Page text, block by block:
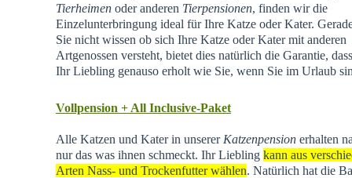
Tierheimenoder anderen Tierpensionen, finden wir die
Einzelunterbringung ideal für Ihre Katze oder Kater.
Sie nicht wissen ob sich Ihre Katze oder Kater mit anderen
Artgenossen versteht, bietet dies natürlich die Garantie,
Ihr Liebling genauso erholt wie Sie, wenn Sie im Urlaub
Vollpension + All Inclusive-Paket
Alle Katzen und Kater in unserer Katzenpensionerhalten
nur das was ihnen schmeckt. Ihr Liebling kann aus
Arten Nass- und Trockenfutter wählen. Natürlich hat die